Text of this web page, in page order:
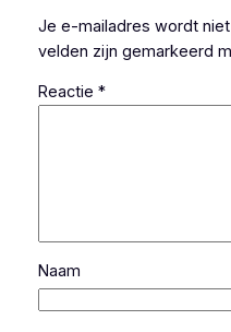
Je e-mailadres wordt
velden zijn gemarkeerd
Reactie *
Naam